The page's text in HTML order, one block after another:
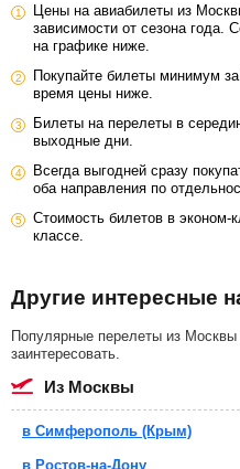
Цены на авиабилеты из
зависимости от сезона года.
на графике ниже.
Покупайте билеты минимум
время цены ниже.
Билеты на перелеты в
выходные дни.
Всегда выгодней сразу
оба направления по
Стоимость билетов в эконом-
классе.
Другие интересные
Популярные перелеты из
заинтересовать.
из Москвы
в Симферополь (Крым)
в Ростов-на-Дону